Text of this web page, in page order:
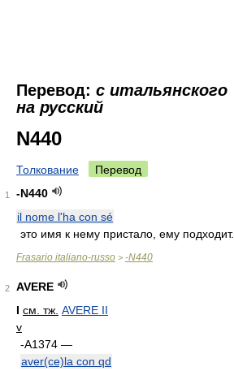
Перевод: с итальянского
на русский
N440
Толкование Перевод
1
-N440
il nome l'ha con sé
это имя к нему пристало, ему подходит.
Frasario italiano-russo > -N440
2
AVERE
I см. тж. AVERE II
v
-A1374 —
aver(ce)la con qd